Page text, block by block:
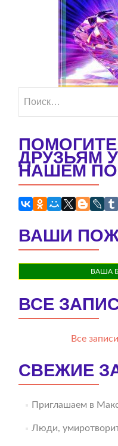
ДРУЗЬЯМ
НАШЕМ
ВАШИ
ВАША
ВСЕ
Все
СВЕЖИЕ
Приглашаем в
Люди,